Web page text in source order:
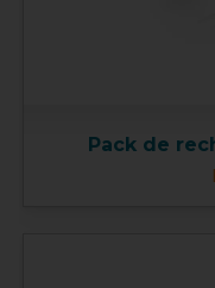
Pack de